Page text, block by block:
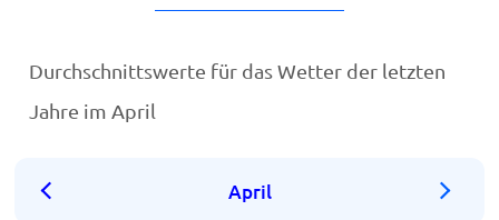
Durchschnittswerte für das Wetter der letzten
Jahre im April
April